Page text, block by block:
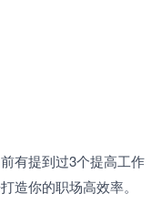
有提到过3个提高工作
造你的职场高效率。